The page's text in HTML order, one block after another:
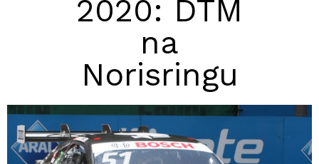
2020: DTM
na
Norisringu